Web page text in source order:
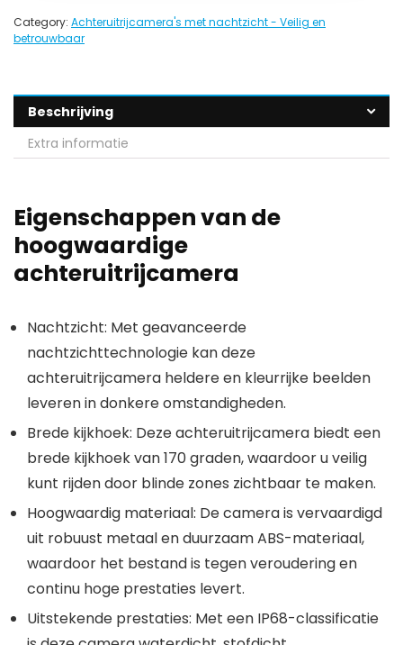
Category: Achteruitrijcamera's met nachtzicht - Veilig en
betrouwbaar
Beschrijving
Extra informatie
Eigenschappen van de
hoogwaardige
achteruitrijcamera
Nachtzicht: Met geavanceerde
nachtzichttechnologie kan deze
achteruitrijcamera heldere en kleurrijke beelden
leveren in donkere omstandigheden.
Brede kijkhoek: Deze achteruitrijcamera biedt een
brede kijkhoek van 170 graden, waardoor u veilig
kunt rijden door blinde zones zichtbaar te maken.
Hoogwaardig materiaal: De camera is vervaardigd
uit robuust metaal en duurzaam ABS-materiaal,
waardoor het bestand is tegen veroudering en
continu hoge prestaties levert.
Uitstekende prestaties: Met een IP68-classificatie